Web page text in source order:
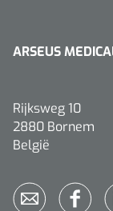
ARSEUS
Rijksweg 10
2880 Bornem
België